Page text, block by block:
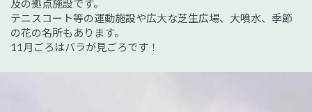
及の拠点施設です。
テニスコート等の運動施設や広大な芝生広場、大噴水、季節
の花の名所もあります。
11月ごろはバラが見ごろです！